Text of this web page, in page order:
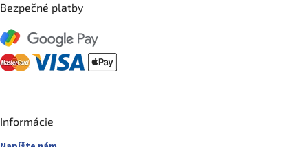
Bezpečné platby
Informácie